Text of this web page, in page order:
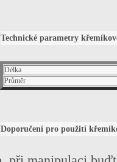
Technické parametry
Délka
Průměr
Doporučení pro použití